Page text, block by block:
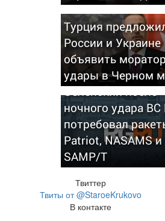
Турция
России и Украине
объявить
удары в Черном
Зеленский после
ночного удара
потребовал
Patriot, NASAMS и
SAMP/T
Твиттер
Твиты от @StaroeKrukovo
В контакте